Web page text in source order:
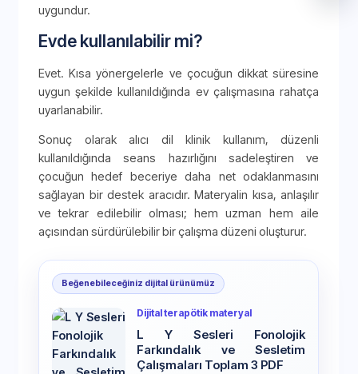
uygundur.
Evde kullanılabilir mi?
Evet. Kısa yönergelerle ve çocuğun dikkat süresine
uygun şekilde kullanıldığında ev çalışmasına rahatça
uyarlanabilir.
Sonuç olarak alıcı dil klinik kullanım, düzenli
kullanıldığında seans hazırlığını sadeleştiren ve
çocuğun hedef beceriye daha net odaklanmasını
sağlayan bir destek aracıdır. Materyalin kısa, anlaşılır
ve tekrar edilebilir olması; hem uzman hem aile
açısından sürdürülebilir bir çalışma düzeni oluşturur.
Beğenebileceğiniz dijital ürünümüz
Dijital terapötik materyal
L Y Sesleri Fonolojik
Farkındalık ve Sesletim
Çalışmaları Toplam 3 PDF